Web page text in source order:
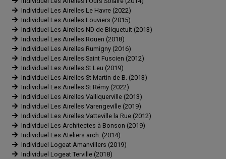
Individuel Les Airelles Le Havre (2022)
Individuel Les Airelles Louviers (2015)
Individuel Les Airelles ND de Bliquetuit (2013)
Individuel Les Airelles Rouen (2018)
Individuel Les Airelles Rumigny (2016)
Individuel Les Airelles Saint Fuscien (2012)
Individuel Les Airelles St Leu (2019)
Individuel Les Airelles St Martin de B. (2013)
Individuel Les Airelles St Rémy (2022)
Individuel Les Airelles Valliquerville (2013)
Individuel Les Airelles Varengeville (2019)
Individuel Les Airelles Vatteville la Rue (2012)
Individuel Les Architectes à Bonson (2019)
Individuel Les Ateliers arch. (2014)
Individuel Logeat Amanvillers (2019)
Individuel Logeat Terville (2018)